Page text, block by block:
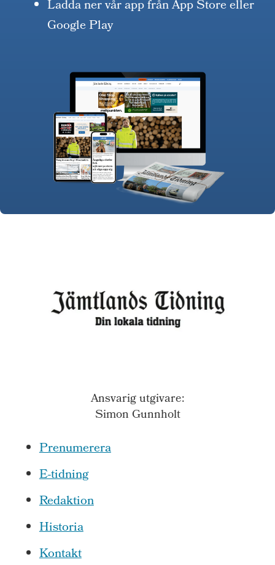
Ladda ner vår app från App Store eller
Google Play
Ansvarig utgivare:
Simon Gunnholt
Prenumerera
E-tidning
Redaktion
Historia
Kontakt